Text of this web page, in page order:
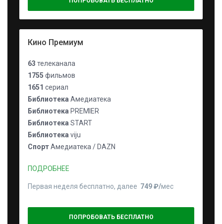
Кино Премиум
63 телеканала
1755 фильмов
1651 сериал
Библиотека Амедиатека
Библиотека PREMIER
Библиотека START
Библиотека viju
СпортАмедиатека / DAZN
ПОДРОБНЕЕ
Первая неделя бесплатно, далее 749 ₽⁠/⁠мес
ПОПРОБОВАТЬ БЕСПЛАТНО